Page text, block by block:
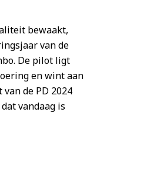
bewaakt,
van de
De pilot ligt
en wint aan
de PD 2024
vandaag is